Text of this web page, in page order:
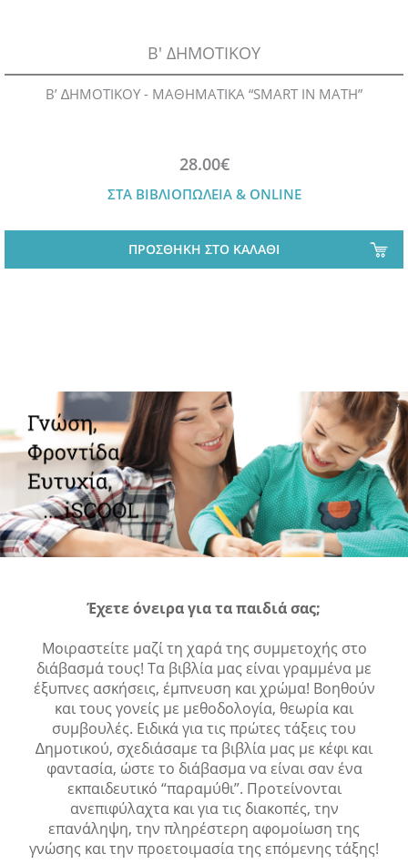
Β' ΔΗΜΟΤΙΚΟΥ
Β’ ∆ΗΜΟΤΙΚΟΥ - ΜΑΘΗΜΑΤΙΚΑ “SMART IN MATH”
28.00€
ΣΤΑ ΒΙΒΛΙΟΠΩΛΕΙΑ & ONLINE
ΠΡΟΣΘΗΚΗ ΣΤΟ ΚΑΛΑΘΙ
Έχετε όνειρα για τα παιδιά σας;
Μοιραστείτε μαζί τη χαρά της συμμετοχής στο
διάβασμά τους! Τα βιβλία μας είναι γραμμένα με
έξυπνες ασκήσεις, έμπνευση και χρώμα! Βοηθούν
και τους γονείς με μεθοδολογία, θεωρία και
συμβουλές. Ειδικά για τις πρώτες τάξεις του
∆ημοτικού, σχεδιάσαμε τα βιβλία μας με κέφι και
φαντασία, ώστε το διάβασμα να είναι σαν ένα
εκπαιδευτικό “παραμύθι”. Προτείνονται
ανεπιφύλαχτα και για τις διακοπές, την
επανάληψη, την πληρέστερη αφομοίωση της
γνώσης και την προετοιμασία της επόμενης τάξης!